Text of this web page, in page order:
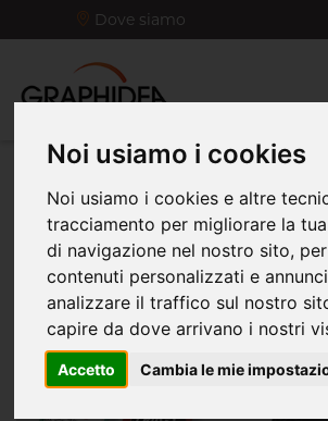
Noi usiamo i cookies
Noi usiamo i cookies e altre
tracciamento per migliorare la
di navigazione nel nostro sito,
contenuti personalizzati e
analizzare il traffico sul nostro
capire da dove arrivano i nostri
Accetto Cambia le mie
Dove siamo
Home Piccolo Formato
Materiali per
Badge in PVC